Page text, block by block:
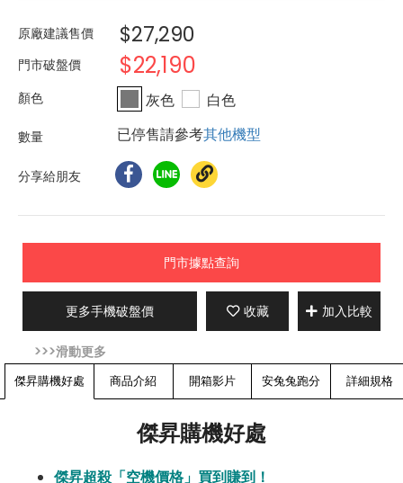
原廠建議售價 $27,290
門市破盤價 $22,190
灰色
白色
已停售請參考其他機型
分享給朋友
門市據點查詢
更多手機破盤價 收藏 加入比較
傑昇購機好處 商品介紹 開箱影片 安兔兔跑分 詳細規格
傑昇購機好處
傑昇超殺「空機價格」買到賺到！